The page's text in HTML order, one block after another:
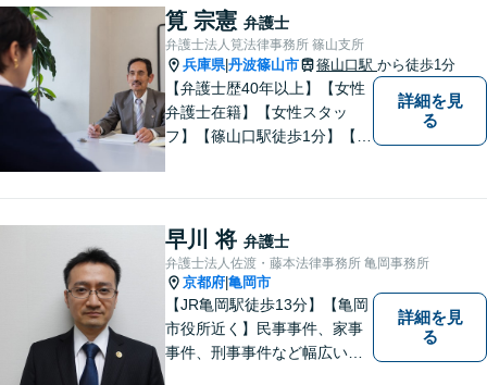
モ無料。受任後はチャット連
携可。
筧 宗憲 弁護士
弁護士法人筧法律事務所 篠山支所
兵庫県|丹波篠山市 篠山口駅 から徒歩1分
【弁護士歴40年以上】【女性
弁護士在籍】【女性スタッ
フ】【篠山口駅徒歩1分】【夜
談ください。様々な悩みや不
安に寄り添い、お抱えの問題
の迅速かつ適切な解決を目指
します。
詳細を見
る
早川 将 弁護士
弁護士法人佐渡・藤本法律事務所 亀岡事務所
京都府 亀岡市
【JR亀岡駅徒歩13分】【亀岡
市役所近く】民事事件、家事
事件、刑事事件など幅広い分
詳細を見
る